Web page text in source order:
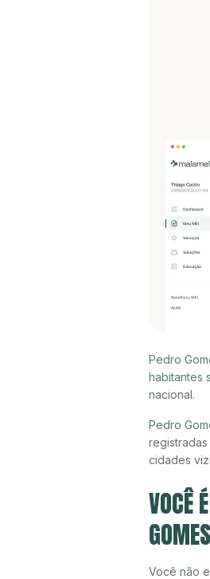
Pedro
habitantes
nacional.
Pedro
cidades
VOCÊ
Você não